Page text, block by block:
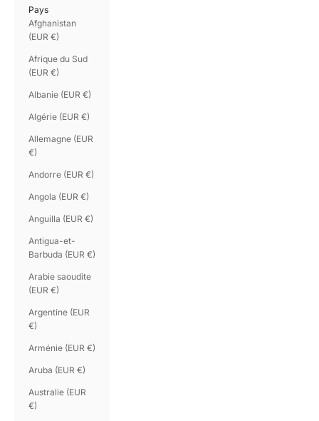
Pays
Afghanistan
(EUR €)
Afrique du Sud
(EUR €)
Albanie (EUR €)
Algérie (EUR €)
Allemagne (EUR
€)
Andorre (EUR €)
Angola (EUR €)
Anguilla (EUR €)
Antigua-et-
Barbuda (EUR €)
Arabie saoudite
(EUR €)
Argentine (EUR
€)
Arménie (EUR €)
Aruba (EUR €)
Australie (EUR
€)